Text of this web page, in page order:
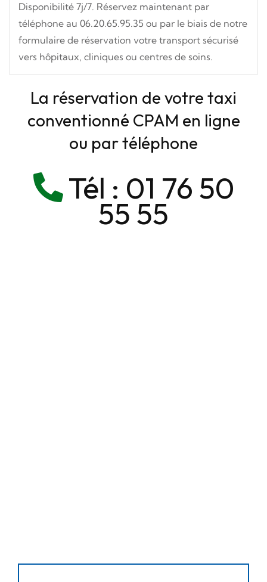
Disponibilité 7j/7. Réservez maintenant par
téléphone au 06.20.65.95.35 ou par le biais de notre
formulaire de réservation votre transport sécurisé
vers hôpitaux, cliniques ou centres de soins.
La réservation de votre taxi
conventionné CPAM en ligne
ou par téléphone
Tél : 01 76 50
55 55